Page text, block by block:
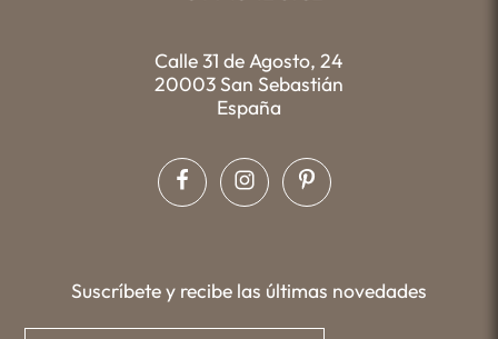
Calle 31 de Agosto, 24
20003 San Sebastián
España
Suscríbete y recibe las últimas novedades